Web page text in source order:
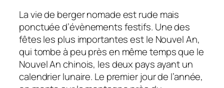
La vie de berger nomade est rude mais
ponctuée d’évènements festifs. Une des
fêtes les plus importantes est le Nouvel An,
qui tombe à peu près en même temps que le
Nouvel An chinois, les deux pays ayant un
calendrier lunaire. Le premier jour de l’année,